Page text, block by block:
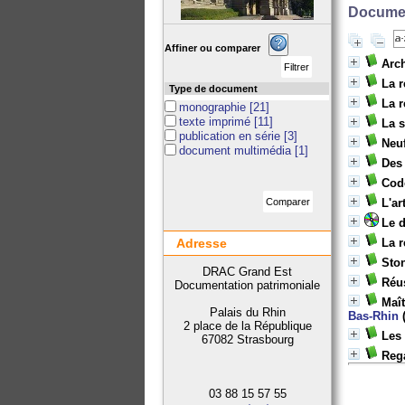
La
La
La
Le
La
Bas-Rhin
Affiner ou comparer
Type de document
monographie [21]
texte imprimé [11]
publication en série [3]
document multimédia [1]
Adresse
DRAC Grand Est
Documentation patrimoniale
Palais du Rhin
2 place de la République
67082 Strasbourg
03 88 15 57 55